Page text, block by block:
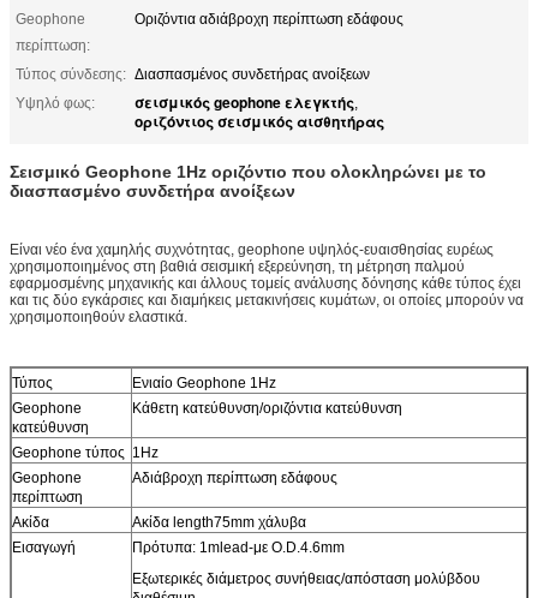
Geophone
περίπτωση:
Οριζόντια αδιάβροχη περίπτωση εδάφους
Τύπος σύνδεσης: Διασπασμένος συνδετήρας ανοίξεων
Υψηλό φως:
σεισμικός geophone ελεγκτής,
οριζόντιος σεισμικός αισθητήρας
Σεισμικό Geophone 1Hz οριζόντιο που ολοκληρώνει με το
διασπασμένο συνδετήρα ανοίξεων
Είναι νέο ένα χαμηλής συχνότητας, geophone υψηλός-ευαισθησίας ευρέως
χρησιμοποιημένος στη βαθιά σεισμική εξερεύνηση, τη μέτρηση παλμού
εφαρμοσμένης μηχανικής και άλλους τομείς ανάλυσης δόνησης κάθε τύπος έχει
και τις δύο εγκάρσιες και διαμήκεις μετακινήσεις κυμάτων, οι οποίες μπορούν να
χρησιμοποιηθούν ελαστικά.
Τύπος
Ενιαίο Geophone 1Hz
Geophone
κατεύθυνση
Κάθετη κατεύθυνση/οριζόντια κατεύθυνση
Geophone τύπος 1Hz
Geophone
περίπτωση
Αδιάβροχη περίπτωση εδάφους
Ακίδα
Ακίδα length75mm χάλυβα
Εισαγωγή
Πρότυπα: 1mlead-με O.D.4.6mm
Εξωτερικές διάμετρος συνήθειας/απόσταση μολύβδου